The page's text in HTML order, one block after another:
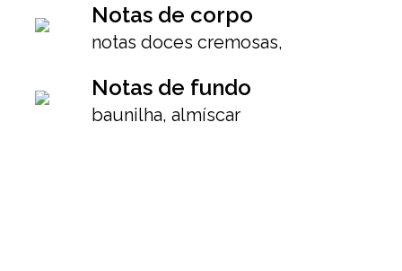
Notas de corpo
notas doces cremosas,
Notas de fundo
baunilha, almíscar